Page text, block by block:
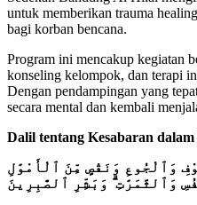
untuk memberikan trauma
bagi korban bencana.
Program ini mencakup kegiatan
konseling kelompok, dan terapi
Dengan pendampingan yang
secara mental dan kembali
Dalil tentang Kesabaran
وَٱلْجُوعِ وَنَقْصٍ مِّنَ ٱلْأَمْوَٰلِ
وَٱلثَّمَرَٰتِ ۗ وَبَشِّرِ ٱلصَّٰبِرِينَ